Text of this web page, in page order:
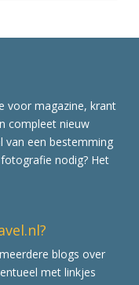
voor magazine, krant
compleet nieuw
van een bestemming
nodig? Het
blogs over
met linkjes